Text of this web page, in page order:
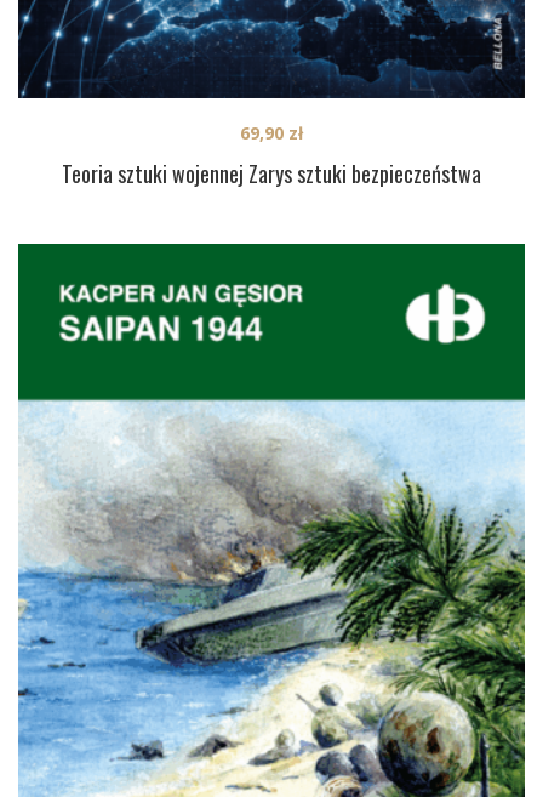
Teoria sztuki wojennej Zarys sztuki bezpieczeństwa
69,90 zł